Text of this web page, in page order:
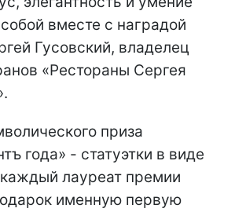
вместе с наградой
Гусовский, владелец
«Рестораны Сергея
приза
года» - статуэтки в виде
лауреат премии
именную первую